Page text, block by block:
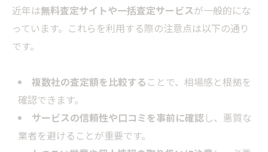
近年は無料査定サイトや一括査定サービスが一般的にな
っています。これらを利用する際の注意点は以下の通り
です。
複数社の査定額を比較する ことで、相場感と根拠を
確認できます。
サービスの信頼性や口コミを事前に確認し、悪質な
業者を避けることが重要です。